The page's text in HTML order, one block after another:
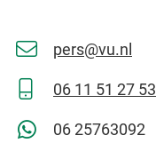
pers@vu.nl
06 11 51 27 53
06 25763092